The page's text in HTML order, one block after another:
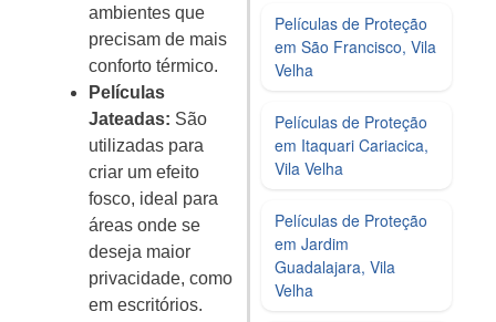
ambientes que
precisam de mais
conforto térmico.
Películas
Jateadas: São
utilizadas para
criar um efeito
fosco, ideal para
áreas onde se
deseja maior
privacidade, como
em escritórios.
Películas de Proteção
em São Francisco, Vila
Velha
Películas de Proteção
em Itaquari Cariacica,
Vila Velha
Películas de Proteção
em Jardim
Guadalajara, Vila
Velha